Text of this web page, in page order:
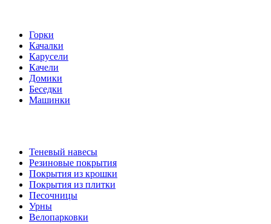
Горки
Качалки
Карусели
Качели
Домики
Беседки
Машинки
Теневый навесы
Резиновые покрытия
Покрытия из крошки
Покрытия из плитки
Песочницы
Урны
Велопарковки